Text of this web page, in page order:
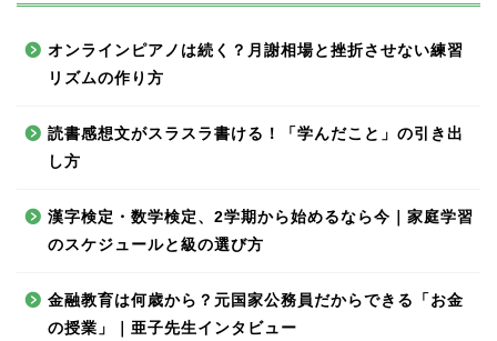
オンラインピアノは続く？月謝相場と挫折させない練習
リズムの作り方
読書感想文がスラスラ書ける！「学んだこと」の引き出
し方
漢字検定・数学検定、2学期から始めるなら今｜家庭学習
のスケジュールと級の選び方
金融教育は何歳から？元国家公務員だからできる「お金
の授業」｜亜子先生インタビュー